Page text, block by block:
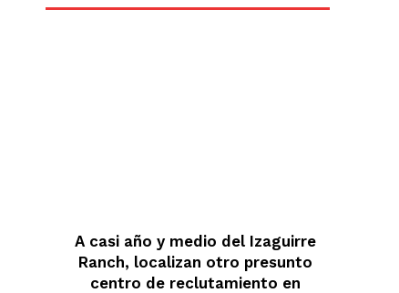
A casi año y medio del Izaguirre
Ranch, localizan otro presunto
centro de reclutamiento en